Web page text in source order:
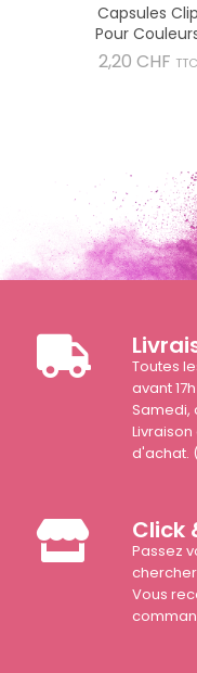
Capsules Clip
Pour
2,20 CHF Prix
TTC
Toutes
avant
Samedi,
d'achat.
Click
Passez
Vous